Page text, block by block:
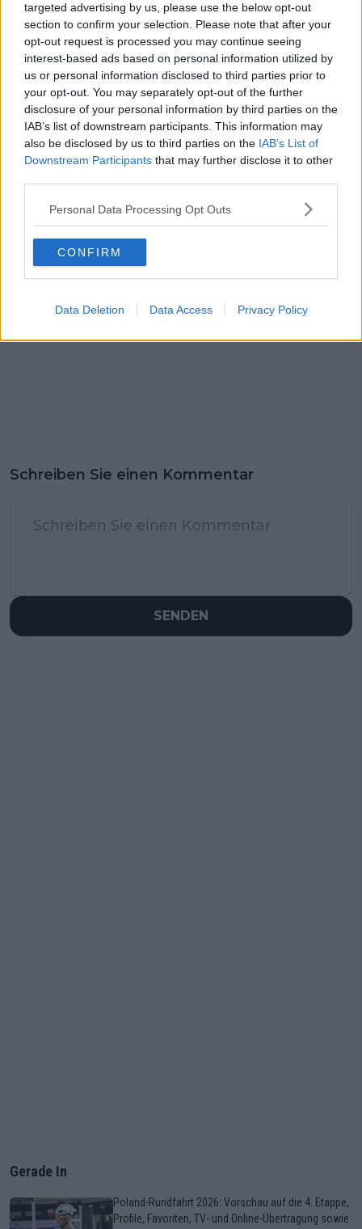
targeted advertising by us, please use the below opt-out
section to confirm your selection. Please note that after your
opt-out request is processed you may continue seeing
interest-based ads based on personal information utilized by
us or personal information disclosed to third parties prior to
your opt-out. You may separately opt-out of the further
disclosure of your personal information by third parties on the
IAB’s list of downstream participants. This information may
also be disclosed by us to third parties on the IAB’s List of
Downstream Participants that may further disclose it to other
Personal Data Processing Opt Outs
CONFIRM
Data Deletion Data Access Privacy Policy
Klatscht
Besucher
Vorheriger Artikel
Der „neue Pogacar“?
Nein, aber „ich kann
eine Menge von Tadej
lernen", sagt der
slowenische Meister
Jakob Omrzel
Nächster Artikel
Die Anforderungen
eines Radprofis
führen zu
Frühpensionierungen,
argumentiert der
Visma-Fahrer -
„Irgendwann habe ich
angefangen,
Familienessen
Schreiben Sie einen Kommentar
SENDEN
Gerade In
Poland-Rundfahrt 2026: Vorschau auf die 4. Etappe,
Profile, Favoriten, TV- und Online-Übertragung sowie